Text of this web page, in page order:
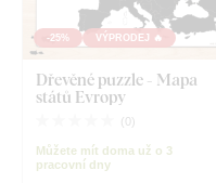
-25% VÝPRODEJ 🔥
Dřevěné puzzle - Mapa
států Evropy
( 0)
Můžete mít doma už o 3
pracovní dny